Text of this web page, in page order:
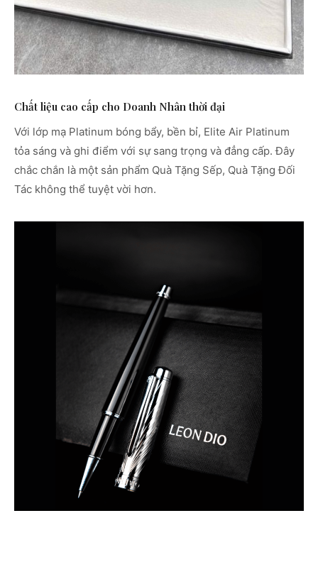
Chất liệu cao cấp cho Doanh Nhân thời đại
Với lớp mạ Platinum bóng bẩy, bền bỉ, Elite Air Platinum
tỏa sáng và ghi điểm với sự sang trọng và đẳng cấp. Đây
chắc chắn là một sản phẩm Quà Tặng Sếp, Quà Tặng Đối
Tác không thể tuyệt vời hơn.